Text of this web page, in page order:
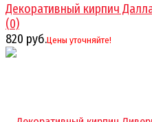
Декоративный кирпич
(0)
820 руб.Цены уточняйте!